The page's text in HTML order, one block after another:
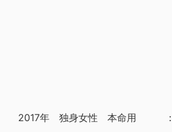
2017年 独身女性 本命用 ：